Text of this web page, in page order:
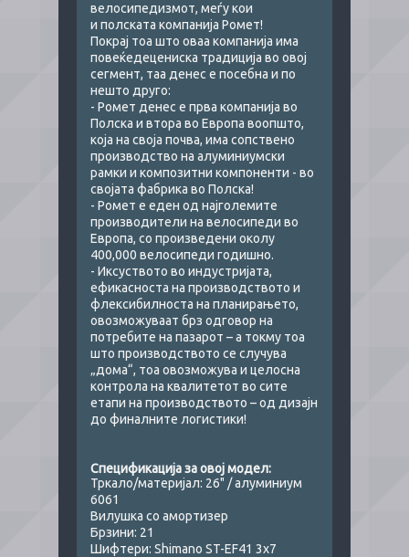
велосипедизмот, меѓу кои
и полската компанија Ромет!
Покрај тоа што оваа компанија има
повеќедецениска традиција во овој
сегмент, таа денес е посебна и по
нешто друго:
- Ромет денес е прва компанија во
Полска и втора во Европа воопшто,
која на своја почва, има сопствено
производство на алуминиумски
рамки и композитни компоненти - во
својата фабрика во Полска!
- Ромет е еден од најголемите
производители на велосипеди во
Европа, со произведени околу
400,000 велосипеди годишно.
- Иксуството во индустријата,
ефикасноста на производството и
флексибилноста на планирањето,
овозможуваат брз одговор на
потребите на пазарот – а токму тоа
што производството се случува
„дома“, тоа овозможува и целосна
контрола на квалитетот во сите
етапи на производството – од дизајн
до финалните логистики!
Спецификација за овој модел:​
Тркало/материјал: 26" / алуминиум
6061
Вилушка со амортизер
Брзини: 21
Шифтери: Shimano ST-EF41 3х7